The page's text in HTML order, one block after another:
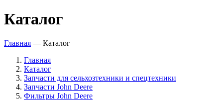
Каталог
Главная — Каталог
Главная
Каталог
Запчасти для сельхозтехники и спецтехники
Запчасти John Deere
Фильтры John Deere